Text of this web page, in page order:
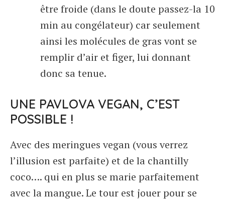
être froide (dans le doute passez-la 10
min au congélateur) car seulement
ainsi les molécules de gras vont se
remplir d’air et figer, lui donnant
donc sa tenue.
UNE PAVLOVA VEGAN, C’EST
POSSIBLE !
Avec des meringues vegan (vous verrez
l’illusion est parfaite) et de la chantilly
coco…. qui en plus se marie parfaitement
avec la mangue. Le tour est jouer pour se